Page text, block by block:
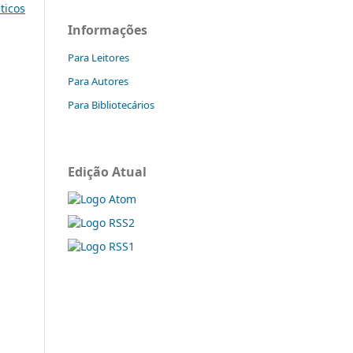
Informações
Para Leitores
Para Autores
Para Bibliotecários
Edição Atual